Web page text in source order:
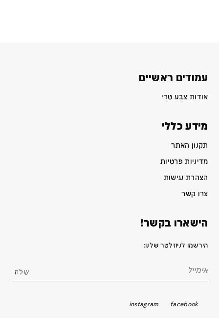
עמודים ראשיים
אודות צבע טרי
מידע כללי
תקנון האתר
מדיניות פרטיות
הצהרת נגישות
צרו קשר
הישארו בקשר!
הירשמו לניוזלטר שלנו:
facebook
instagram